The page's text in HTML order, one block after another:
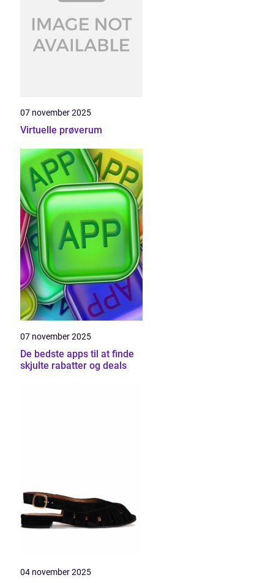
07 november 2025
Virtuelle prøverum
07 november 2025
De bedste apps til at finde
skjulte rabatter og deals
04 november 2025